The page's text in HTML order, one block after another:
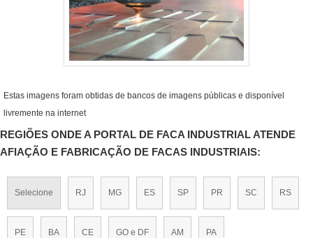
Estas imagens foram obtidas de bancos de imagens públicas e disponível
livremente na internet
REGIÕES ONDE A PORTAL DE FACA INDUSTRIAL ATENDE
AFIAÇÃO E FABRICAÇÃO DE FACAS INDUSTRIAIS:
Selecione RJ MG ES SP PR SC RS
PE BA CE GO e DF AM PA